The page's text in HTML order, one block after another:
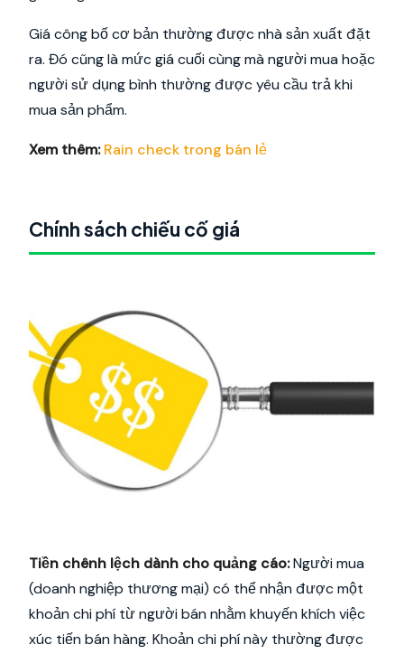
Giá công bố cơ bản thường được nhà sản xuất đặt
ra. Đó cũng là mức giá cuối cùng mà người mua hoặc
người sử dụng bình thường được yêu cầu trả khi
mua sản phẩm.
Xem thêm: Rain check trong bán lẻ
Chính sách chiếu cố giá
Tiền chênh lệch dành cho quảng cáo:Người mua
(doanh nghiệp thương mại) có thể nhận được một
khoản chi phí từ người bán nhằm khuyến khích việc
xúc tiến bán hàng. Khoản chi phí này thường được